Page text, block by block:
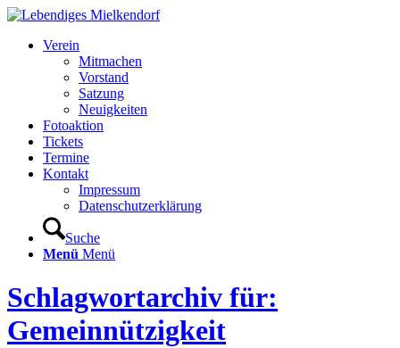
Verein
Mitmachen
Vorstand
Satzung
Neuigkeiten
Fotoaktion
Tickets
Termine
Kontakt
Impressum
Datenschutzerklärung
Suche
Menü Menü
Schlagwortarchiv für:
Gemeinnützigkeit